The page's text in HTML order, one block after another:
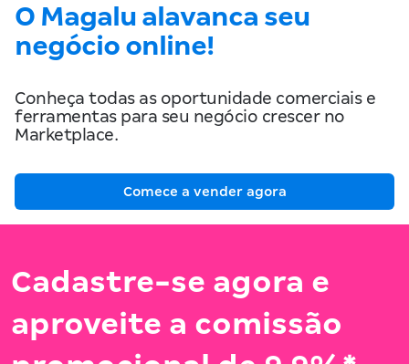
O Magalu alavanca seu
negócio online!
Conheça todas as oportunidade comerciais e
ferramentas para seu negócio crescer no
Marketplace.
Comece a vender agora
Cadastre-se agora e
aproveite a comissão